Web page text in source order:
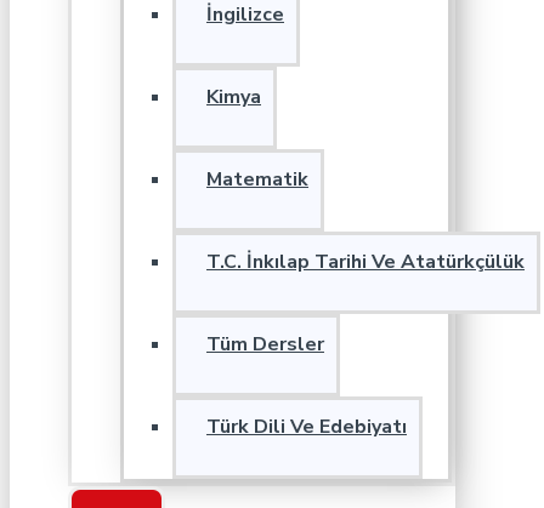
İngilizce
Kimya
Matematik
T.C. İnkılap Tarihi Ve Atatürkçülük
Tüm Dersler
Türk Dili Ve Edebiyatı